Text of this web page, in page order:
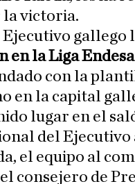
victoria.
gallego
en la Liga Endesa
con la
en la capital
lugar en el
del Ejecutivo
el equipo al
consejero de